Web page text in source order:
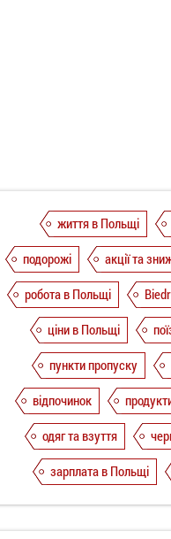
життя в Польщі
подорожі
акції та
робота в Польщі
ціни в Польщі
пункти пропуску
відпочинок
одяг та взуття
зарплата в Польщі